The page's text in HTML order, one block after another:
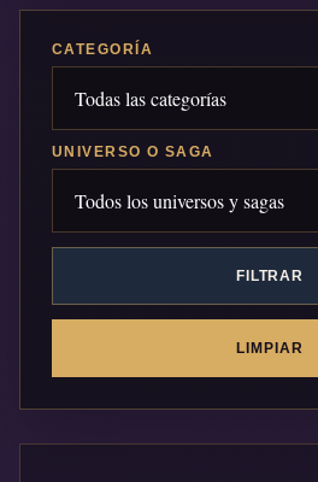
CATEGORÍA
UNIVERSO O SAGA
FILTRAR
LIMPIAR